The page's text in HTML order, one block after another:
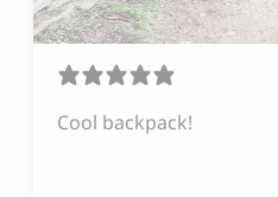
Cool backpack!